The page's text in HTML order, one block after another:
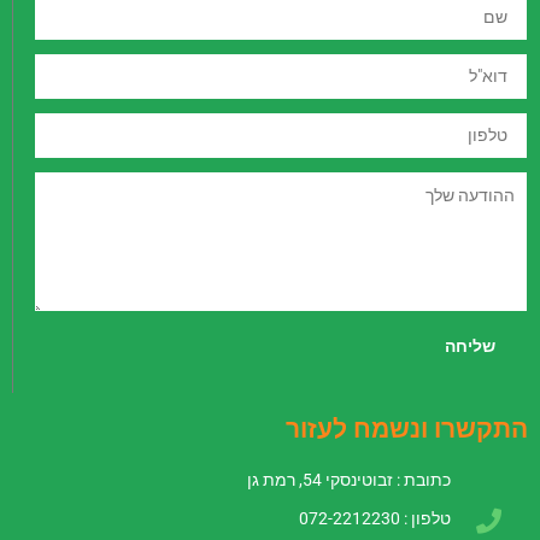
ב18.05.2022
דוא"ל
טלפון
ההודעה
שלך
שליחה
התקשרו ונשמח לעזור
כתובת : זבוטינסקי 54, רמת גן
טלפון : 072-2212230